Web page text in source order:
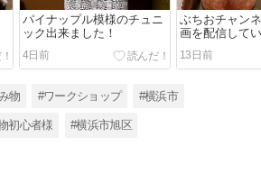
パイナップル模様のチュニ
ック出来ました！
4日前
ぶちおチャン
画を配信して
13日前
物 #ワークショップ #横浜市
初心者様 #横浜市旭区